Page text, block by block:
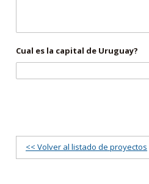
Cual es la capital de Uruguay?
<< Volver al listado de proyectos